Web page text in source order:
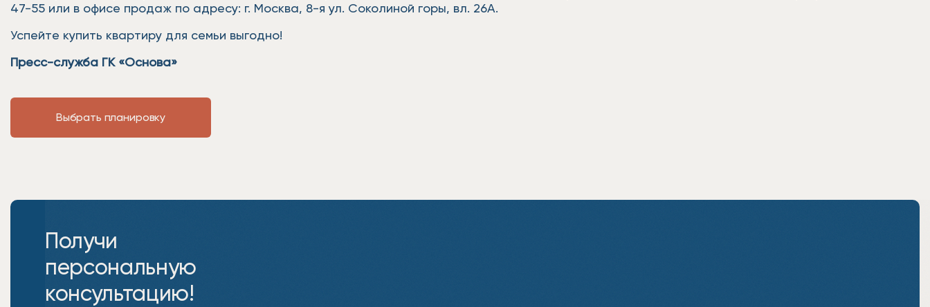
47-55 или в офисе продаж по адресу: г. Москва, 8-я ул. Соколиной горы, вл. 26А.
Успейте купить квартиру для семьи выгодно!
Пресс-служба ГК «Основа»
Выбрать планировку
Получи
персональную
консультацию!